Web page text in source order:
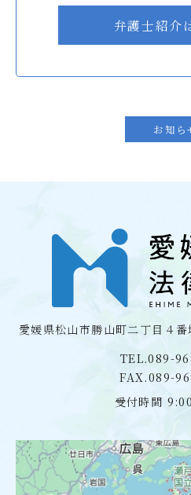
弁護士紹介
お知ら
愛媛県松山市勝山町二丁目４番
TEL.089-
FAX.089-
受付時間